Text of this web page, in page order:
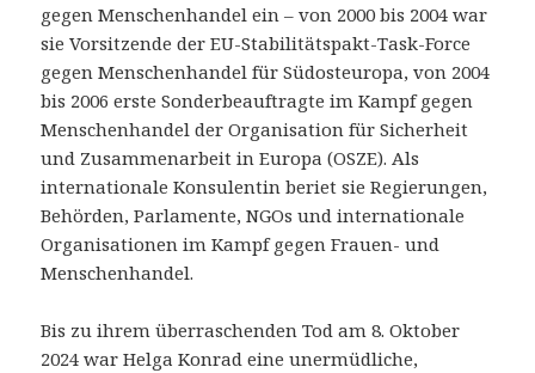
gegen Menschenhandel ein – von 2000 bis 2004 war
sie Vorsitzende der EU-Stabilitätspakt-Task-Force
gegen Menschenhandel für Südosteuropa, von 2004
bis 2006 erste Sonderbeauftragte im Kampf gegen
Menschenhandel der Organisation für Sicherheit
und Zusammenarbeit in Europa (OSZE). Als
internationale Konsulentin beriet sie Regierungen,
Behörden, Parlamente, NGOs und internationale
Organisationen im Kampf gegen Frauen- und
Menschenhandel.
Bis zu ihrem überraschenden Tod am 8. Oktober
2024 war Helga Konrad eine unermüdliche,